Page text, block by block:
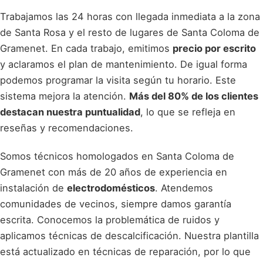
Trabajamos las 24 horas con llegada inmediata a la zona
de Santa Rosa y el resto de lugares de Santa Coloma de
Gramenet. En cada trabajo, emitimos precio por escrito
y aclaramos el plan de mantenimiento. De igual forma
podemos programar la visita según tu horario. Este
sistema mejora la atención. Más del 80% de los clientes
destacan nuestra puntualidad, lo que se refleja en
reseñas y recomendaciones.
Somos técnicos homologados en Santa Coloma de
Gramenet con más de 20 años de experiencia en
instalación de electrodomésticos. Atendemos
comunidades de vecinos, siempre damos garantía
escrita. Conocemos la problemática de ruidos y
aplicamos técnicas de descalcificación. Nuestra plantilla
está actualizado en técnicas de reparación, por lo que